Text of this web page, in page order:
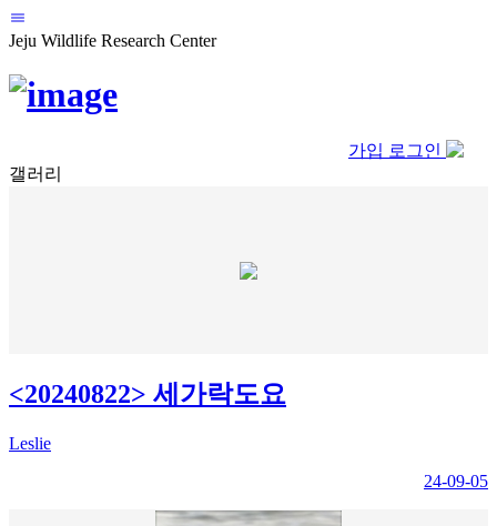
Jeju Wildlife Research Center
가입 로그인
갤러리
<20240822> 세가락도요
Leslie
24-09-05